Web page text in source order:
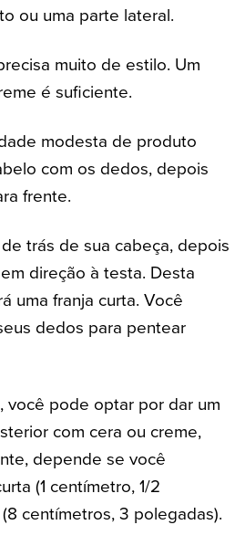
ou uma parte lateral.
muito de estilo. Um
é suficiente.
modesta de produto
com os dedos, depois
frente.
trás de sua cabeça, depois
direção à testa. Desta
uma franja curta. Você
dedos para pentear
você pode optar por dar um
com cera ou creme,
depende se você
(1 centímetro, 1/2
centímetros, 3 polegadas).